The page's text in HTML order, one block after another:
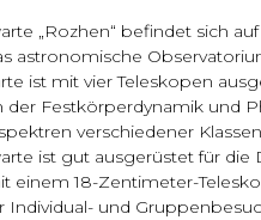
„Rozhen“ befindet sich
astronomische
ist mit vier Teleskopen
der Festkörperdynamik und
verschiedener
ist gut ausgerüstet für
einem 18-Zentimeter-
Individual- und